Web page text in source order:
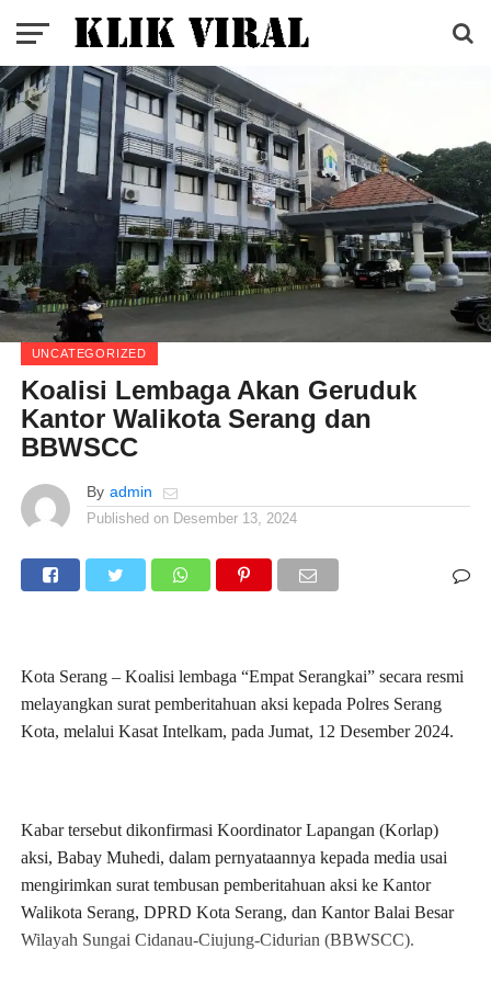
UNCATEGORIZED
Koalisi Lembaga Akan Geruduk
Kantor Walikota Serang dan
BBWSCC
By admin
Published on Desember 13, 2024
Kota Serang – Koalisi lembaga “Empat Serangkai” secara resmi
melayangkan surat pemberitahuan aksi kepada Polres Serang
Kota, melalui Kasat Intelkam, pada Jumat, 12 Desember 2024.
Kabar tersebut dikonfirmasi Koordinator Lapangan (Korlap)
aksi, Babay Muhedi, dalam pernyataannya kepada media usai
mengirimkan surat tembusan pemberitahuan aksi ke Kantor
Walikota Serang, DPRD Kota Serang, dan Kantor Balai Besar
Wilayah Sungai Cidanau-Ciujung-Cidurian (BBWSCC).